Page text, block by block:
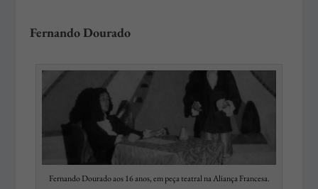
Fernando Dourado
Fernando Dourado aos 16 anos, em peça teatral na Aliança Francesa.